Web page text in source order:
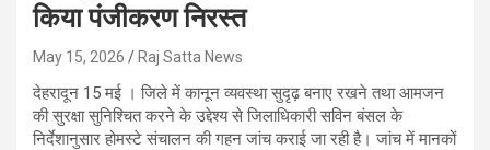
किया पंजीकरण निरस्त
May 15, 2026 Raj Satta News
देहरादून 15 मई । जिले में कानून व्यवस्था सुदृढ़ बनाए रखने तथा आमजन
की सुरक्षा सुनिश्चित करने के उद्देश्य से जिलाधिकारी सविन बंसल के
निर्देशानुसार होमस्टे संचालन की गहन जांच कराई जा रही है। जांच में मानकों